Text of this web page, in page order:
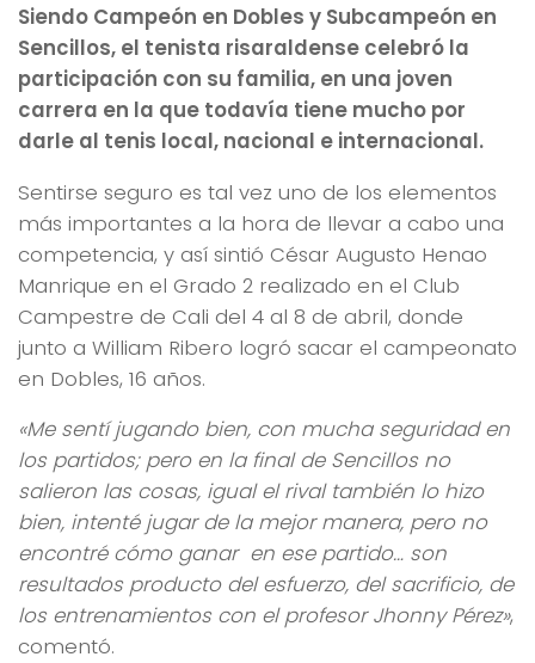
Siendo Campeón en Dobles y Subcampeón en
Sencillos, el tenista risaraldense celebró la
participación con su familia, en una joven
carrera en la que todavía tiene mucho por
darle al tenis local, nacional e internacional.
Sentirse seguro es tal vez uno de los elementos
más importantes a la hora de llevar a cabo una
competencia, y así sintió César Augusto Henao
Manrique en el Grado 2 realizado en el Club
Campestre de Cali del 4 al 8 de abril, donde
junto a William Ribero logró sacar el campeonato
en Dobles, 16 años.
«Me sentí jugando bien, con mucha seguridad en
los partidos; pero en la final de Sencillos no
salieron las cosas, igual el rival también lo hizo
bien, intenté jugar de la mejor manera, pero no
encontré cómo ganar en ese partido… son
resultados producto del esfuerzo, del sacrificio, de
los entrenamientos con el profesor Jhonny Pérez»,
comentó.